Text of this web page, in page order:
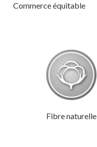
Commerce équitable
Fibre naturelle